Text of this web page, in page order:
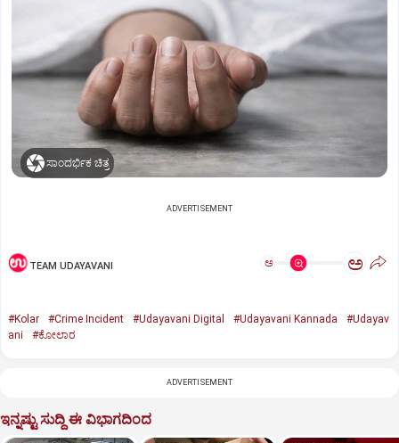
ಸಾಂದರ್ಭಿಕ ಚಿತ್ರ
ADVERTISEMENT
TEAM UDAYAVANI ಅ ಅ
#Kolar #Crime Incident #Udayavani Digital #Udayavani Kannada
#Udayav
ani
#ಕೋಲಾರ
ADVERTISEMENT
ಇನ್ನಷ್ಟು ಸುದ್ದಿ ಈ ವಿಭಾಗದಿಂದ